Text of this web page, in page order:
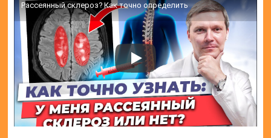
Рассеянный склероз? Как точно определить